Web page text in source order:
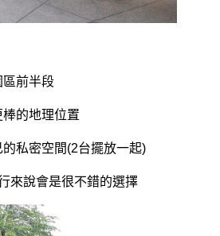
區前半段
的地理位置
私密空間(2台擺放一起)
來說會是很不錯的選擇